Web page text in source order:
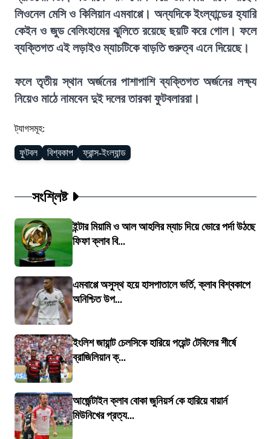
লিওনেল মেসি ও কিলিয়ান এমবাপ্পে। অন্যদিকে ইংল্যান্ডের হ্যারি
কেইন ও জুড বেলিংহামের ঝুলিতে রয়েছে ছয়টি করে গোল। ফলে
ব্যক্তিগত এই লড়াইও ম্যাচটিকে বাড়তি গুরুত্ব এনে দিয়েছে।
ফলে তৃতীয় স্থান অর্জনের পাশাপাশি ব্যক্তিগত অর্জনের লক্ষ্য
নিয়েও মাঠে নামবেন দুই দলের তারকা ফুটবলাররা।
ট্যাগসমূহ:
ফুটবল বিশ্বকাপ ফ্রান্স-ইংল্যান্ড
সংশ্লিষ্ট
ইন্টার মিয়ামি ও আল আহলির ম্যাচ দিয়ে ভোরে পর্দা উঠছে
ফিফা ক্লাব বি...
এমবাপ্পে অসুস্থ হয়ে হাসপাতালে ভর্তি, ক্লাব বিশ্বকাপে
অনিশ্চিত উপ...
ইংলিশ জায়ান্ট চেলসিকে হারিয়ে পয়েন্ট টেবিলের শীর্ষে
ব্রাজিলিয়ান ক্...
আর্জেন্টাইন ক্লাব বোকা জুনিয়র্স কে হারিয়ে বায়ার্ন
মিউনিখের প্রত্য...